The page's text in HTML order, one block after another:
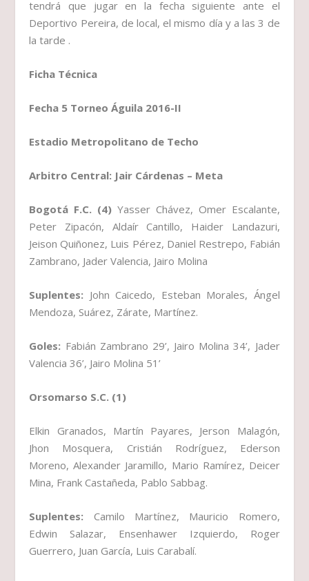
tendrá que jugar en la fecha siguiente ante el
Deportivo Pereira, de local, el mismo día y a las 3 de
la tarde .
Ficha Técnica
Fecha 5 Torneo Águila 2016-II
Estadio Metropolitano de Techo
Arbitro Central: Jair Cárdenas – Meta
Bogotá F.C. (4) Yasser Chávez, Omer Escalante,
Peter Zipacón, Aldaír Cantillo, Haider Landazuri,
Jeison Quiñonez, Luis Pérez, Daniel Restrepo, Fabián
Zambrano, Jader Valencia, Jairo Molina
Suplentes: John Caicedo, Esteban Morales, Ángel
Mendoza, Suárez, Zárate, Martínez.
Goles: Fabián Zambrano 29’, Jairo Molina 34’, Jader
Valencia 36’, Jairo Molina 51’
Orsomarso S.C. (1)
Elkin Granados, Martín Payares, Jerson Malagón,
Jhon Mosquera, Cristián Rodríguez, Ederson
Moreno, Alexander Jaramillo, Mario Ramírez, Deicer
Mina, Frank Castañeda, Pablo Sabbag.
Suplentes: Camilo Martínez, Mauricio Romero,
Edwin Salazar, Ensenhawer Izquierdo, Roger
Guerrero, Juan García, Luis Carabalí.